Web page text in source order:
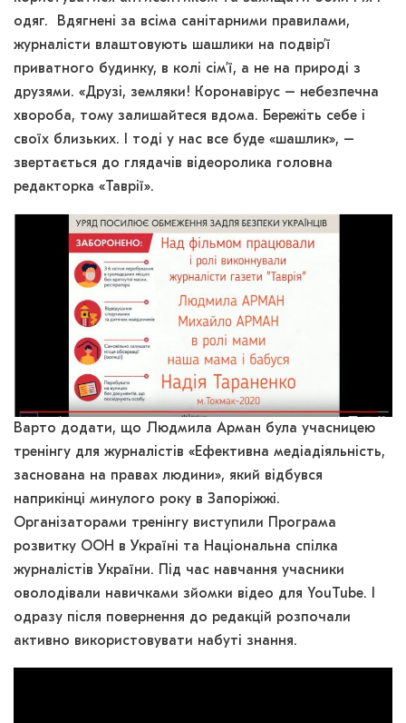
одяг. Вдягнені за всіма санітарними правилами,
журналісти влаштовують шашлики на подвір’ї
приватного будинку, в колі сім’ї, а не на природі з
друзями. «Друзі, земляки! Коронавірус – небезпечна
хвороба, тому залишайтеся вдома. Бережіть себе і
своїх близьких. І тоді у нас все буде «шашлик», –
звертається до глядачів відеоролика головна
редакторка «Таврії».
Варто додати, що Людмила Арман була учасницею
тренінгу для журналістів «Ефективна медіадіяльність,
заснована на правах людини», який відбувся
наприкінці минулого року в Запоріжжі.
Організаторами тренінгу виступили Програма
розвитку ООН в Україні та Національна спілка
журналістів України. Під час навчання учасники
оволодівали навичками зйомки відео для YouTube. І
одразу після повернення до редакцій розпочали
активно використовувати набуті знання.